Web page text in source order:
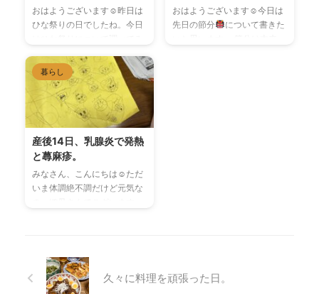
でしたが、コロナ禍で出産直
後の面会や、お泊まりができ
なかったので、退院日に合わ
せて義両親にも来てもらい息
子を抱いてもらいました。
𓅿𓅿𓅿𓈒 𓂂𓏸 初めて息子を見た娘
は、「赤ちゃん可愛いね！ ...
がどんどん落ちているため、
きっと体重も増えているんじ
ゃないかなぁ~という感じで
おはようございます☺︎昨日は
ひな祭りの日でしたね。今日
は ひな祭りとは、3月3日の
桃の節句のことで、女の子の
健やかな成長や幸せを祈願し
てお祝いをする日です。 雛人
形について 雛人形は、子ども
たちの変わりに病気や事故か
ら守ってくれるとされていま
で幸せになるようにお祝いや
の気持ちや願いを込めて飾り
ます。 昔は、紙などで作った
する「流し雛」を行っていた
...
おはようございます☺︎今日は
先日の節分
について書きた
暮らし
産後14日、乳腺炎で発熱
と蕁麻疹。
みなさん、こんにちは☺︎ただ
いま体調絶不調だけど元気な
ため、搾乳と、冷却を繰り返
しました。少し張りがマシに
なったので、寝ようと思って
久々に料理を頑張った日。